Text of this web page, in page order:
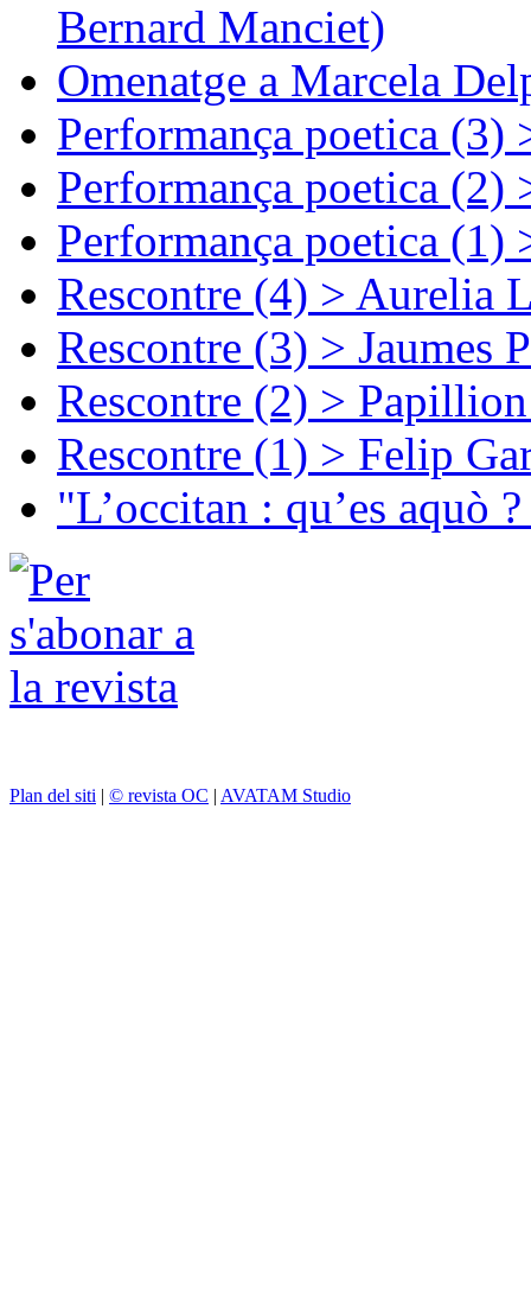
Bernard Manciet)
Omenatge a Marcela
Performança poetica (3)
Performança poetica (2)
Performança poetica (1)
Rescontre (4) > Aurelia
Rescontre (3) > Jaumes
Rescontre (2) >
Rescontre (1) > Felip
"L’occitan : qu’es aquò
Plan del siti | © revista OC | AVATAM Studio